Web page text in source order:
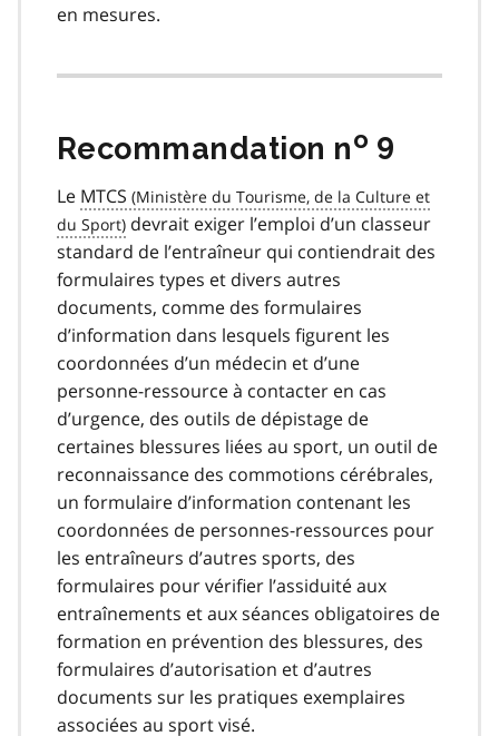
en mesures.
Recommandation no 9
Le MTCS
devrait exiger l’emploi d’un classeur
standard de l’entraîneur qui contiendrait des
formulaires types et divers autres
documents, comme des formulaires
d’information dans lesquels figurent les
coordonnées d’un médecin et d’une
personne-ressource à contacter en cas
d’urgence, des outils de dépistage de
certaines blessures liées au sport, un outil de
reconnaissance des commotions cérébrales,
un formulaire d’information contenant les
coordonnées de personnes-ressources pour
les entraîneurs d’autres sports, des
formulaires pour vérifier l’assiduité aux
entraînements et aux séances obligatoires de
formation en prévention des blessures, des
formulaires d’autorisation et d’autres
documents sur les pratiques exemplaires
associées au sport visé.